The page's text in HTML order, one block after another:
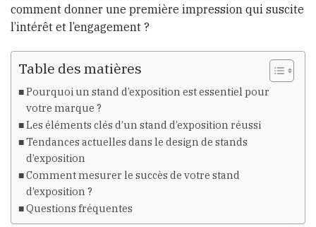
comment donner une première impression qui suscite
l’intérêt et l’engagement ?
Table des matières
Pourquoi un stand d’exposition est essentiel pour
votre marque ?
Les éléments clés d’un stand d’exposition réussi
Tendances actuelles dans le design de stands
d’exposition
Comment mesurer le succès de votre stand
d’exposition ?
Questions fréquentes